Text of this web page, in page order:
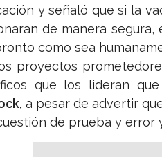
y señaló que si la
de manera
como sea
proyectos
que los lideran
a pesar de advertir
de prueba y error